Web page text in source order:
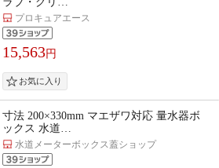
プロキュアエース
15,563円
寸法 200×330mm マエザワ対応 量水器ボ
ックス 水道…
水道メーターボックス蓋ショップ